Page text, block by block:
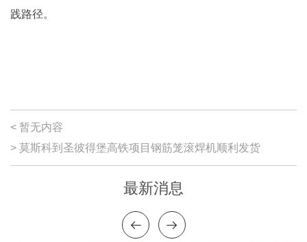
践路径。
< 暂无内容
> 莫斯科到圣彼得堡高铁项目钢筋笼滚焊机顺利发货
最新消息